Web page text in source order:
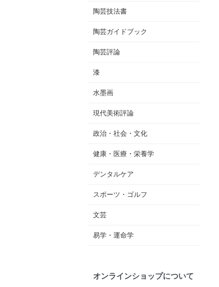
陶芸技法書
陶芸ガイドブック
陶芸評論
漆
水墨画
現代美術評論
政治・社会・文化
健康・医療・栄養学
デンタルケア
スポーツ・ゴルフ
文芸
易学・運命学
オンラインショップについて